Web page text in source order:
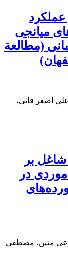
عملکرد
میانجی
(مطالعة
اصغر فانی،
بر
در
متین، مصطفی